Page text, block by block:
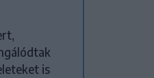
is